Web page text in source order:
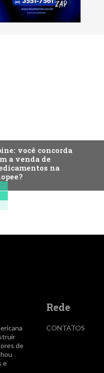
você concorda
a venda de
na
de
e
Rede
CONTATOS